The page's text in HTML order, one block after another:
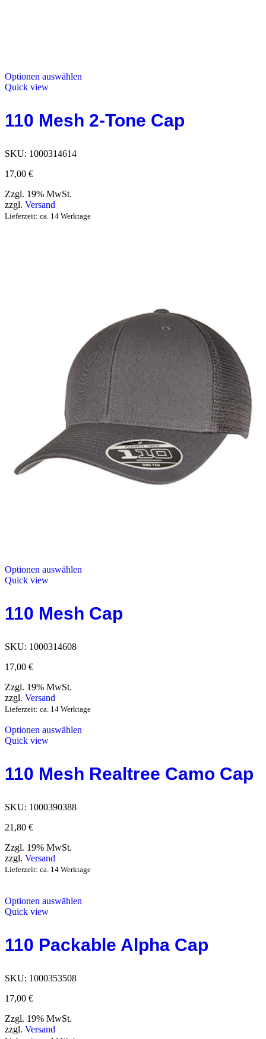
Optionen auswählen
Quick view
110 Mesh 2-Tone Cap
SKU: 1000314614
17,00 €
Zzgl. 19% MwSt.
zzgl. Versand
Lieferzeit: ca. 14 Werktage
Optionen auswählen
Quick view
110 Mesh Cap
SKU: 1000314608
17,00 €
Zzgl. 19% MwSt.
zzgl. Versand
Lieferzeit: ca. 14 Werktage
Optionen auswählen
Quick view
110 Mesh Realtree Camo Cap
SKU: 1000390388
21,80 €
Zzgl. 19% MwSt.
zzgl. Versand
Lieferzeit: ca. 14 Werktage
Optionen auswählen
Quick view
110 Packable Alpha Cap
SKU: 1000353508
17,00 €
Zzgl. 19% MwSt.
zzgl. Versand